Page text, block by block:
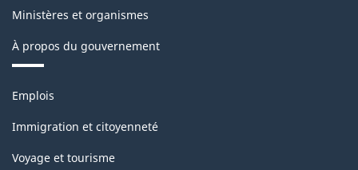
Ministères et organismes
À propos du gouvernement
Thèmes
sujets
Emplois
Immigration et citoyenneté
Voyage et tourisme